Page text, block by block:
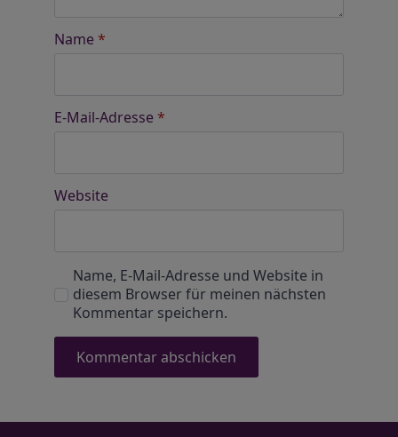
Name *
E-Mail-Adresse *
Website
Name, E-Mail-Adresse und Website in
diesem Browser für meinen nächsten
Kommentar speichern.